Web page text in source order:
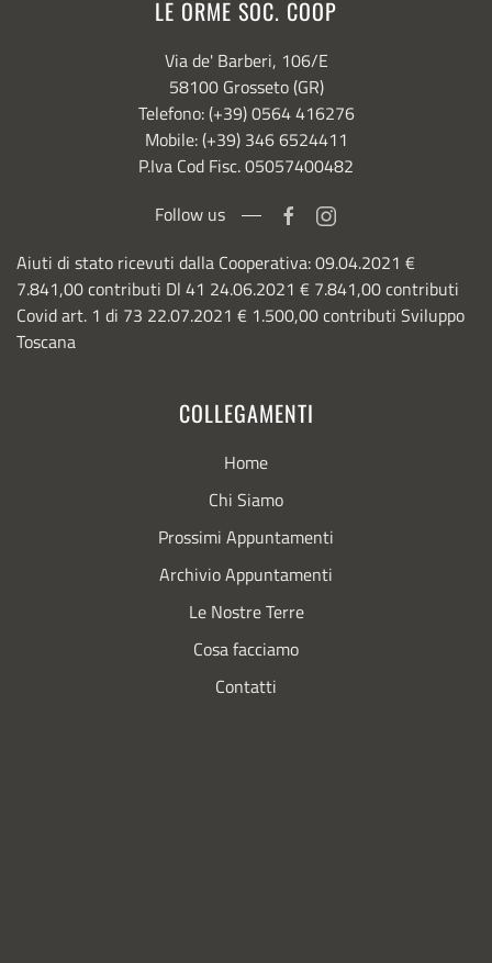
LE ORME SOC. COOP
Via de' Barberi, 106/E
58100 Grosseto (GR)
Telefono: (+39) 0564 416276
Mobile: (+39) 346 6524411
P.Iva Cod Fisc. 05057400482
Follow us
Aiuti di stato ricevuti dalla Cooperativa: 09.04.2021 €
7.841,00 contributi Dl 41 24.06.2021 € 7.841,00 contributi
Covid art. 1 di 73 22.07.2021 € 1.500,00 contributi Sviluppo
Toscana
COLLEGAMENTI
Home
Chi Siamo
Prossimi Appuntamenti
Archivio Appuntamenti
Le Nostre Terre
Cosa facciamo
Contatti